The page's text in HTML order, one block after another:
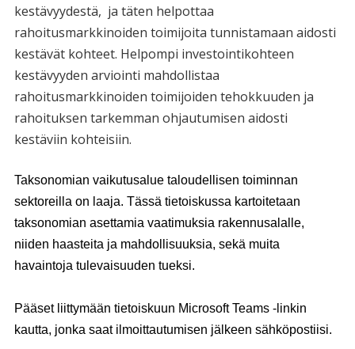
kestävyydestä, ja täten helpottaa
rahoitusmarkkinoiden toimijoita tunnistamaan aidosti
kestävät kohteet. Helpompi investointikohteen
kestävyyden arviointi mahdollistaa
rahoitusmarkkinoiden toimijoiden tehokkuuden ja
rahoituksen tarkemman ohjautumisen aidosti
kestäviin kohteisiin.
Taksonomian vaikutusalue taloudellisen toiminnan
sektoreilla on laaja. Tässä tietoiskussa kartoitetaan
taksonomian asettamia vaatimuksia rakennusalalle,
niiden haasteita ja mahdollisuuksia, sekä muita
havaintoja tulevaisuuden tueksi.
Pääset liittymään tietoiskuun Microsoft Teams -linkin
kautta, jonka saat ilmoittautumisen jälkeen sähköpostiisi.